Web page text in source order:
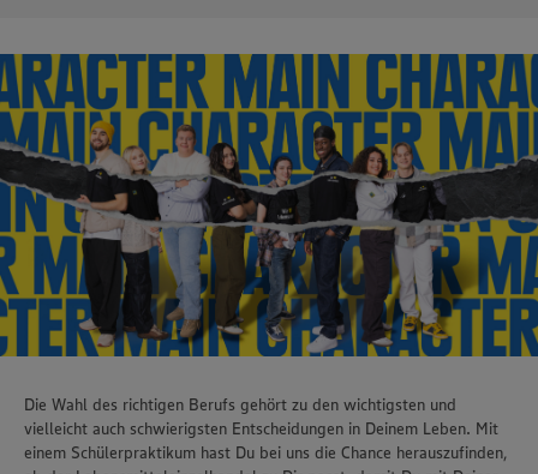
Die Wahl des richtigen Berufs gehört zu den wichtigsten und
vielleicht auch schwierigsten Entscheidungen in Deinem Leben. Mit
einem Schülerpraktikum hast Du bei uns die Chance herauszufinden,